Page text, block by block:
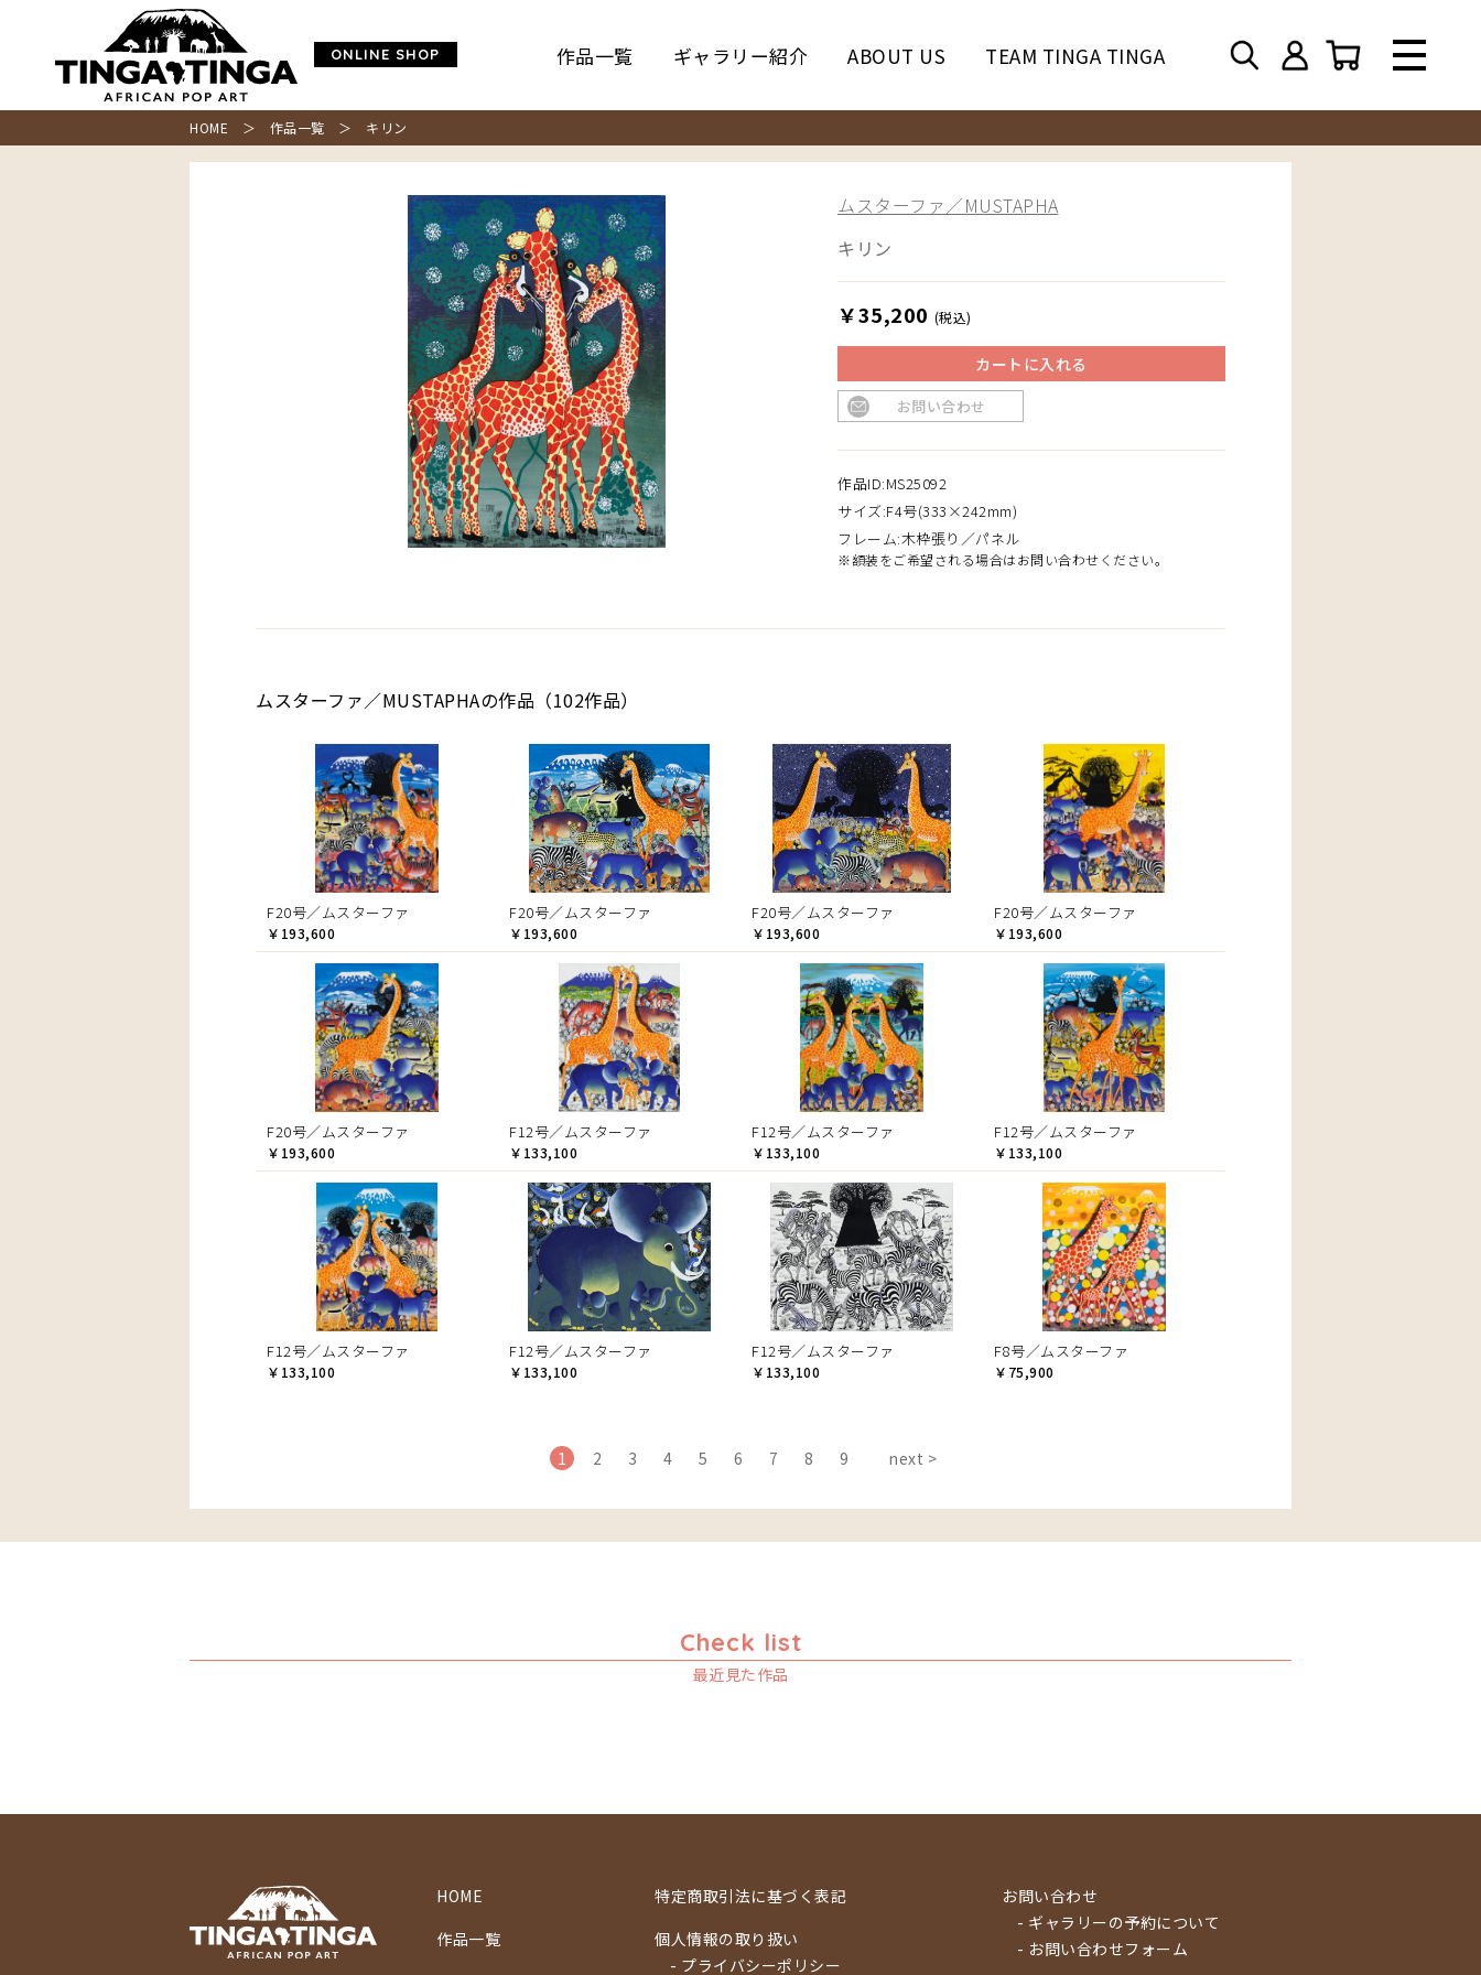
ONLINE SHOP 作品一覧 ギャラリー紹介 ABOUT US TEAM TINGA TINGA
HOME ＞ 作品一覧 ＞ キリン
ムスターファ／MUSTAPHA
キリン
￥35,200 (税込)
カートに入れる
お問い合わせ
作品ID:MS25092
サイズ:F4号(333×242mm)
フレーム:木枠張り／パネル
※額装をご希望される場合はお問い合わせください。
ムスターファ／MUSTAPHAの作品（102作品）
F20号／ムスターファ
￥193,600
F20号／ムスターファ
￥193,600
F20号／ムスターファ
￥193,600
F20号／ムスターファ
￥193,600
F20号／ムスターファ
￥193,600
F12号／ムスターファ
￥133,100
F12号／ムスターファ
￥133,100
F12号／ムスターファ
￥133,100
F12号／ムスターファ
￥133,100
F12号／ムスターファ
￥133,100
F12号／ムスターファ
￥133,100
F8号／ムスターファ
￥75,900
1 2 3 4 5 6 7 8 9 next >
Check list
最近見た作品
HOME
作品一覧
特定商取引法に基づく表記
個人情報の取り扱い
- プライバシーポリシー
お問い合わせ
- ギャラリーの予約について
- お問い合わせフォーム